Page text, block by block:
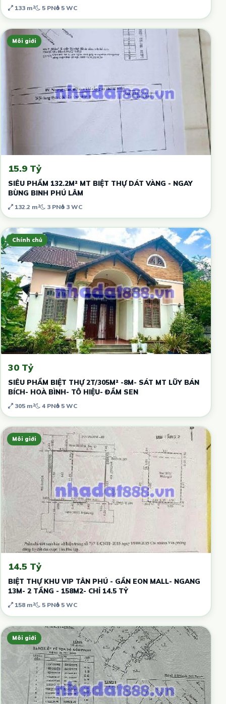
133 m² 5 PN 5 WC
Môi giới
15.9 Tỷ
SIÊU PHẨM 132.2M² MT BIỆT THỰ DÁT VÀNG - NGAY
BÙNG BINH PHÚ LÂM
132.2 m² 3 PN 3 WC
Chính chủ
30 Tỷ
SIÊU PHẨM BIỆT THỰ 2T/305M² -8M- SÁT MT LŨY BÁN
BÍCH- HOÀ BÌNH- TÔ HIỆU- ĐẦM SEN
305 m² 4 PN 5 WC
Môi giới
14.5 Tỷ
BIỆT THỰ KHU VIP TÂN PHÚ - GẦN EON MALL- NGANG
13M- 2 TẦNG - 158M2- CHỈ 14.5 TỶ
158 m² 5 PN 5 WC
Môi giới